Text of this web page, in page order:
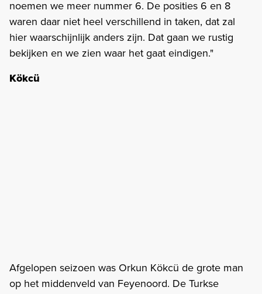
noemen we meer nummer 6. De posities 6 en 8
waren daar niet heel verschillend in taken, dat zal
hier waarschijnlijk anders zijn. Dat gaan we rustig
bekijken en we zien waar het gaat eindigen."
Kökcü
Afgelopen seizoen was Orkun Kökcü de grote man
op het middenveld van Feyenoord. De Turkse